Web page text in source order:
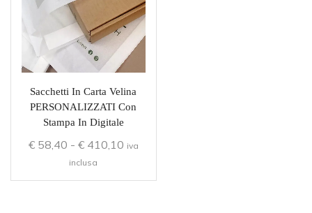
Sacchetti In Carta Velina
PERSONALIZZATI Con
Stampa In Digitale
€58,40 - €410,10 iva
inclusa